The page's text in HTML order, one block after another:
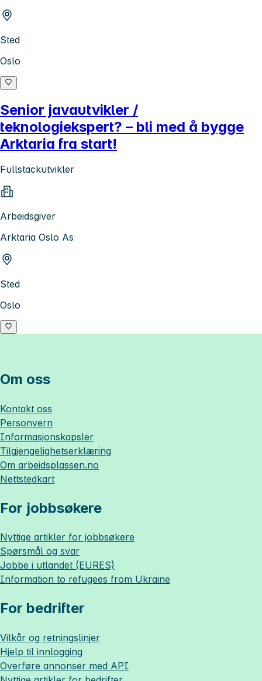
Sted
Oslo
Senior javautvikler /
teknologiekspert? – bli med å bygge
Arktaria fra start!
Fullstackutvikler
Arbeidsgiver
Arktaria Oslo As
Sted
Oslo
Om oss
Kontakt oss
Personvern
Informasjonskapsler
Tilgjengelighetserklæring
Om arbeidsplassen.no
Nettstedkart
For jobbsøkere
Nyttige artikler for jobbsøkere
Spørsmål og svar
Jobbe i utlandet (EURES)
Information to refugees from Ukraine
For bedrifter
Vilkår og retningslinjer
Hjelp til innlogging
Overføre annonser med API